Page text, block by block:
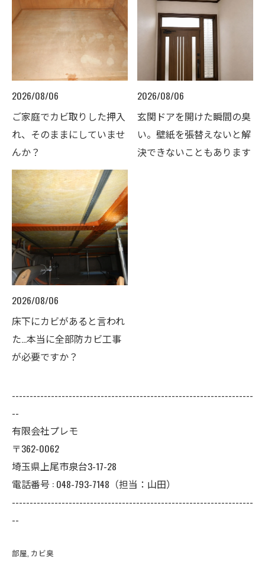
2026/08/06
ご家庭でカビ取りした押入
れ、そのままにしていませ
んか？
2026/08/06
玄関ドアを開けた瞬間の臭
い。壁紙を張替えないと解
決できないこともあります
2026/08/06
床下にカビがあると言われ
た…本当に全部防カビ工事
が必要ですか？
--------------------------------------------------------------------
--
有限会社プレモ
〒362-0062
埼玉県上尾市泉台3-17-28
電話番号 : 048-793-7148（担当：山田）
--------------------------------------------------------------------
--
部屋 カビ臭